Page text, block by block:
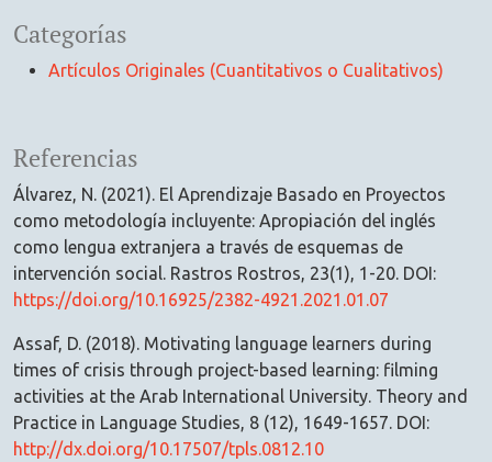
Categorías
Artículos Originales (Cuantitativos o Cualitativos)
Referencias
Álvarez, N. (2021). El Aprendizaje Basado en Proyectos
como metodología incluyente: Apropiación del inglés
como lengua extranjera a través de esquemas de
intervención social. Rastros Rostros, 23(1), 1-20. DOI:
https://doi.org/10.16925/2382-4921.2021.01.07
Assaf, D. (2018). Motivating language learners during
times of crisis through project-based learning: filming
activities at the Arab International University. Theory and
Practice in Language Studies, 8 (12), 1649-1657. DOI:
http://dx.doi.org/10.17507/tpls.0812.10